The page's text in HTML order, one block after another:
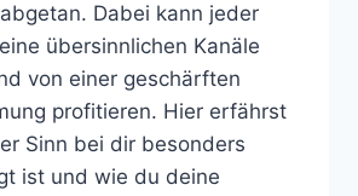
Dabei kann jeder
übersinnlichen Kanäle
von einer geschärften
profitieren. Hier erfährst
Sinn bei dir besonders
ist und wie du deine